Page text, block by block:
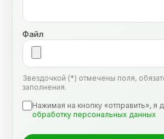
Файл
Звездочкой (*) отмечены поля,
заполнения.
Нажимая на кнопку «отправить», я
обработку персональных данных